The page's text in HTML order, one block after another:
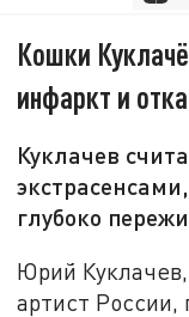
Кошки
инфаркт и
Куклачев
глубоко
Юрий
артист России,